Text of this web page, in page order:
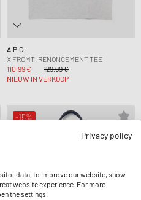
A.P.C.
X FRGMT. RENONCEMENT TEE
110,99 €
129,99 €
NIEUW IN VERKOOP
-15%
Privacy policy
data, to improve our website, show
website experience. For more
the settings.